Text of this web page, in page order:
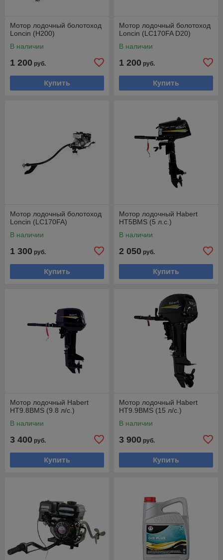
Мотор лодочный болотоход
Loncin (H200)
В наличии
1 200 руб.
Купить
Мотор лодочный болотоход
Loncin (LC170FA D20)
В наличии
1 200 руб.
Купить
Мотор лодочный болотоход
Loncin (LC170FA)
В наличии
1 300 руб.
Купить
Мотор лодочный Habert
HT5BMS (5 л.с.)
В наличии
2 050 руб.
Купить
Мотор лодочный Habert
HT9.8BMS (9.8 л/с.)
В наличии
3 400 руб.
Купить
Мотор лодочный Habert
HT9.9BMS (15 л/c.)
В наличии
3 900 руб.
Купить